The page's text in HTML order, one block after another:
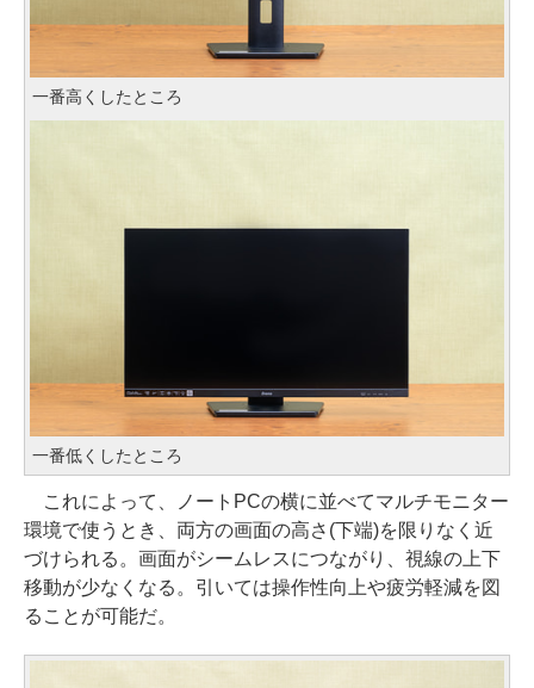
一番高くしたところ
一番低くしたところ
これによって、ノートPCの横に並べてマルチモニター
環境で使うとき、両方の画面の高さ(下端)を限りなく近
づけられる。画面がシームレスにつながり、視線の上下
移動が少なくなる。引いては操作性向上や疲労軽減を図
ることが可能だ。